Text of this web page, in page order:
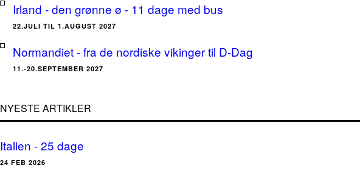
Irland - den grønne ø - 11 dage med bus
22.JULI TIL 1.AUGUST 2027
Normandiet - fra de nordiske vikinger til D-Dag
11.-20.SEPTEMBER 2027
NYESTE ARTIKLER
Italien - 25 dage
24 FEB 2026